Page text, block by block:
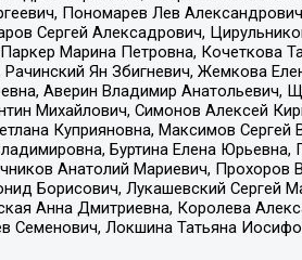
Пономарев Лев
Сергей Алексадрович,
Марина Петровна, Кочеткова
Ян Збигневич, Жемкова
Аверин Владимир
Михайлович, Симонов Алексей
Куприяновна, Максимов
Буртина Елена
Анатолий Мариевич,
Борисович, Лукашевский
Анна Дмитриевна, Королева
Семенович, Локшина Татьяна